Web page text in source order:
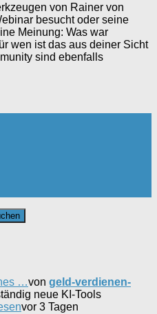
von Rainer von
besucht oder seine
Meinung: Was war
wen ist das aus deiner Sicht
sind ebenfalls
…von geld-verdienen-
neue KI-Tools
vor 3 Tagen